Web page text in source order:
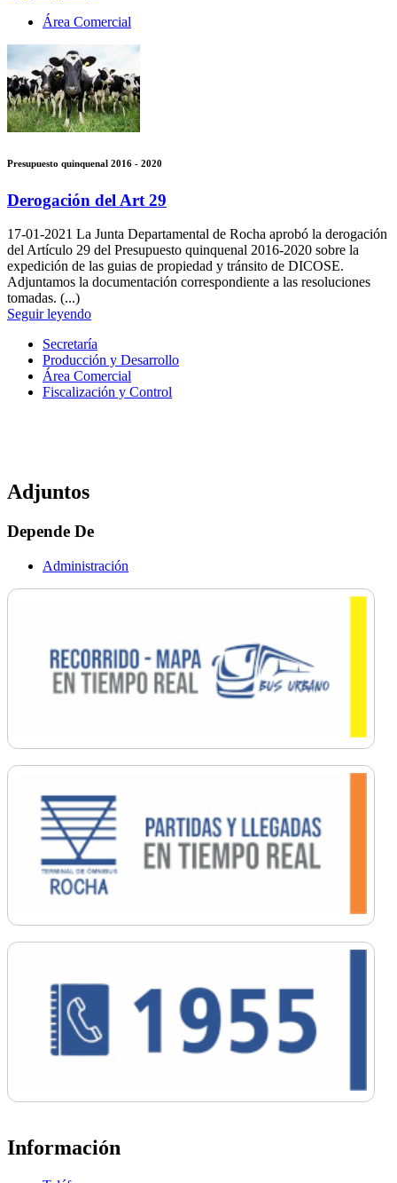
Área Comercial
Presupuesto quinquenal 2016 - 2020
Derogación del Art 29
17-01-2021 La Junta Departamental de Rocha aprobó la derogación
del Artículo 29 del Presupuesto quinquenal 2016-2020 sobre la
expedición de las guias de propiedad y tránsito de DICOSE.
Adjuntamos la documentación correspondiente a las resoluciones
tomadas. (...)
Seguir leyendo
Secretaría
Producción y Desarrollo
Área Comercial
Fiscalización y Control
Adjuntos
Depende De
Administración
Información